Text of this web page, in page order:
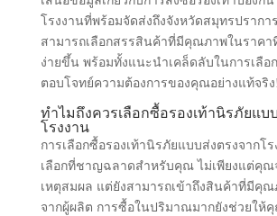
โรงงานที่พร้อมจัดส่งถึงจังหวัดสมุทรปรากา
สามารถเลือกสรรสินค้าที่มีคุณภาพในราคา
ง่ายขึ้น พร้อมทั้งแนะนำเคล็ดลับในการเลือ
ตอบโจทย์ความต้องการของคุณอย่างแท้จริง!
ทำไมถึงควรเลือกซื้อรองเท้านิรภัยแบ
โรงงาน
การเลือกซื้อรองเท้านิรภัยแบบส่งตรงจากโร
เลือกที่ชาญฉลาดสำหรับคุณ ไม่เพียงแต่คุณ
เหตุสมผล แต่ยังสามารถเข้าถึงสินค้าที่มีคุณ
จากผู้ผลิต การซื้อในปริมาณมากยังช่วยให้